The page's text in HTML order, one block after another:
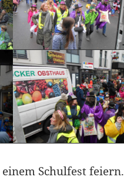
Schulfest feiern.